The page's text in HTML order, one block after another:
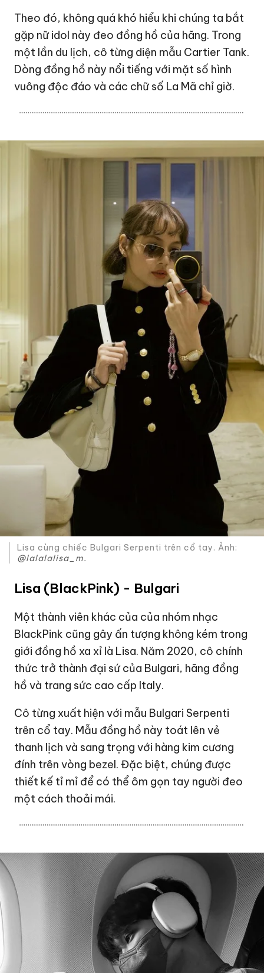
Theo đó, không quá khó hiểu khi chúng ta bắt
gặp nữ idol này đeo đồng hồ của hãng. Trong
một lần du lịch, cô từng diện mẫu Cartier Tank.
Dòng đồng hồ này nổi tiếng với mặt số hình
vuông độc đáo và các chữ số La Mã chỉ giờ.
Lisa cùng chiếc Bulgari Serpenti trên cổ tay. Ảnh:
@lalalalisa_m.
Lisa (BlackPink) - Bulgari
Một thành viên khác của của nhóm nhạc
BlackPink cũng gây ấn tượng không kém trong
giới đồng hồ xa xỉ là Lisa. Năm 2020, cô chính
thức trở thành đại sứ của Bulgari, hãng đồng
hồ và trang sức cao cấp Italy.
Cô từng xuất hiện với mẫu Bulgari Serpenti
trên cổ tay. Mẫu đồng hồ này toát lên vẻ
thanh lịch và sang trọng với hàng kim cương
đính trên vòng bezel. Đặc biệt, chúng được
thiết kế tỉ mỉ để có thể ôm gọn tay người đeo
một cách thoải mái.